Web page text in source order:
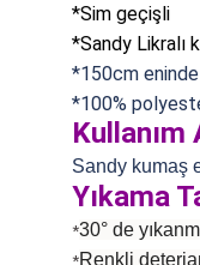
*Sim geçişli
*Sandy Likralı
*150cm eninde
*100%
Kullanım
Sandy kumaş
Yıkama
*30° de
*Renkli